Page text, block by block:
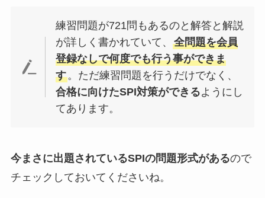
練習問題が721問もあるのと解答と解説
が詳しく書かれていて、全問題を会員
登録なしで何度でも行う事ができま
す。ただ練習問題を行うだけでなく、
合格に向けたSPI対策ができるようにし
てあります。
今まさに出題されているSPIの問題形式があるので
チェックしておいてくださいね。